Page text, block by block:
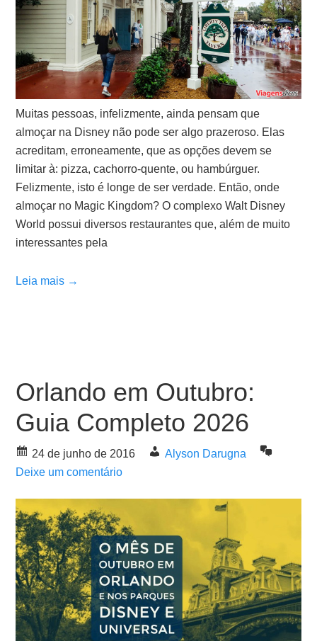
Muitas pessoas, infelizmente, ainda pensam que
almoçar na Disney não pode ser algo prazeroso. Elas
acreditam, erroneamente, que as opções devem se
limitar à: pizza, cachorro-quente, ou hambúrguer.
Felizmente, isto é longe de ser verdade. Então, onde
almoçar no Magic Kingdom? O complexo Walt Disney
World possui diversos restaurantes que, além de muito
interessantes pela
Leia mais →
Orlando em Outubro:
Guia Completo 2026
24 de junho de 2016
Alyson Darugna
Deixe um comentário